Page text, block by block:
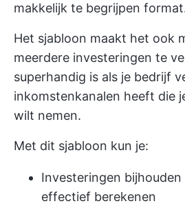
makkelijk te begrijpen
Het sjabloon maakt het ook
meerdere investeringen te
superhandig is als je bedrijf
inkomstenkanalen heeft die
wilt nemen.
Met dit sjabloon kun je:
Investeringen
effectief berekenen